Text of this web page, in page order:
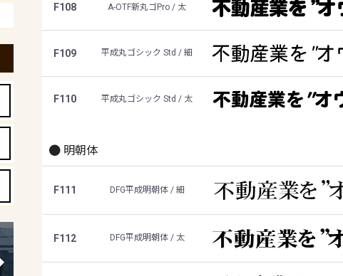
F108 A-OTF新丸ゴPro / 太
F109 平成丸ゴシック Std / 細
F110 平成丸ゴシック Std / 太
明朝体
F111 DFG平成明朝体 / 細
F112 DFG平成明朝体 / 太